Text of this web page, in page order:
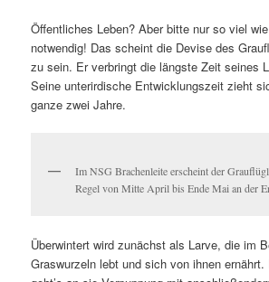
Öffentliches Leben? Aber bitte nur so viel
notwendig! Das scheint die Devise des
zu sein. Er verbringt die längste Zeit seines
Seine unterirdische Entwicklungszeit zieht
ganze zwei Jahre.
Im NSG Brachenleite erscheint der
Regel von Mitte April bis Ende Mai an der
Überwintert wird zunächst als Larve, die im
Graswurzeln lebt und sich von ihnen